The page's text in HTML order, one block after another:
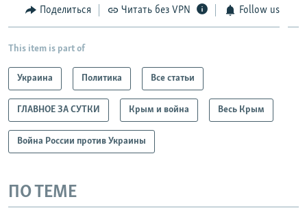
Поделиться Читать без VPN Follow us
This item is part of
Украина Политика Все статьи
ГЛАВНОЕ ЗА СУТКИ Крым и война Весь Крым
Война России против Украины
ПО ТЕМЕ